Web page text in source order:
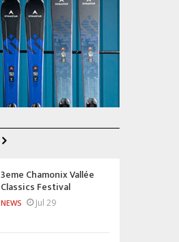
3eme Chamonix Vallée
Classics Festival
NEWS Jul 29